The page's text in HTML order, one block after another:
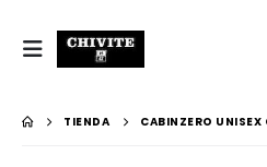
TIENDA CABINZERO UNISEX